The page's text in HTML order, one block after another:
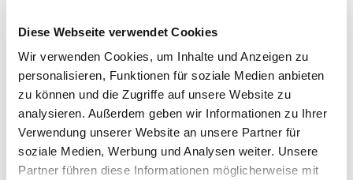
Diese Webseite verwendet Cookies
Wir verwenden Cookies, um Inhalte und Anzeigen zu
personalisieren, Funktionen für soziale Medien anbieten
zu können und die Zugriffe auf unsere Website zu
analysieren. Außerdem geben wir Informationen zu Ihrer
Verwendung unserer Website an unsere Partner für
soziale Medien, Werbung und Analysen weiter. Unsere
Partner führen diese Informationen möglicherweise mit